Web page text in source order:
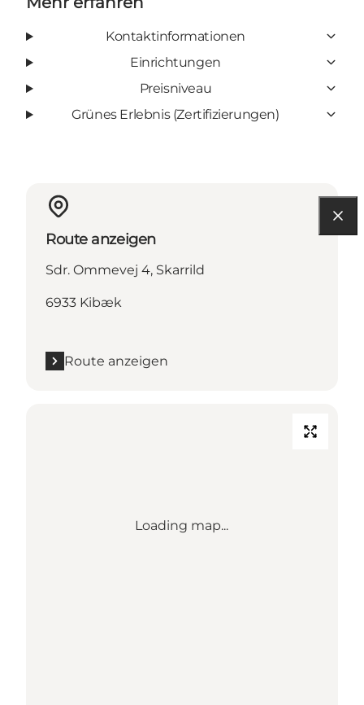
Kontaktinformationen
Einrichtungen
Preisniveau
Grünes Erlebnis (Zertifizierungen)
Route anzeigen
Sdr. Ommevej 4, Skarrild
6933 Kibæk
Route anzeigen
Loading map...